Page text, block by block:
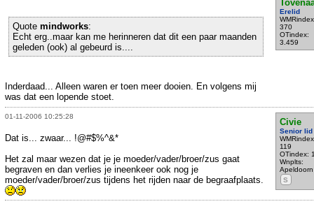
Erelid
370
OTindex:
3.459
Quote mindworks:
Echt erg..maar kan me herinneren dat dit een paar maanden
geleden (ook) al gebeurd is....
Inderdaad... Alleen waren er toen meer dooien. En volgens mij
was dat een lopende stoet.
01-11-2006 10:25:28
Civie
Senior lid
119
OTindex:
Wnplts:
Apeldoorn
S
Dat is... zwaar... !@#$%^&*
Het zal maar wezen dat je je moeder/vader/broer/zus gaat
begraven en dan verlies je ineenkeer ook nog je
moeder/vader/broer/zus tijdens het rijden naar de begraafplaats.